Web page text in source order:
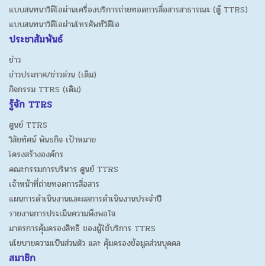
แบบสนทนาวิดีโอผ่านเครื่องบริการถ่ายทอดการสื่อสารสาธารณะ (ตู้ TTRS)
แบบสนทนาวิดีโอผ่านโทรศัพท์วิดีโอ
ประชาสัมพันธ์
ข่าว
ข่าวประกาศ/ข่าวด่วน (เดิม)
กิจกรรม TTRS (เดิม)
รู้จัก TTRS
ศูนย์ TTRS
วิสัยทัศน์ พันธกิจ เป้าหมาย
โครงสร้างองค์กร
คณะกรรมการบริหาร ศูนย์ TTRS
เจ้าหน้าที่ถ่ายทอดการสื่อสาร
แผนการดำเนินงานและผลการดำเนินงานประจำปี
รายงานการประเมินความพึงพอใจ
มาตรการคุ้มครองสิทธิ ของผู้ใช้บริการ TTRS
นโยบายความเป็นส่วนตัว และ คุ้มครองข้อมูลส่วนบุคคล
สมาชิก